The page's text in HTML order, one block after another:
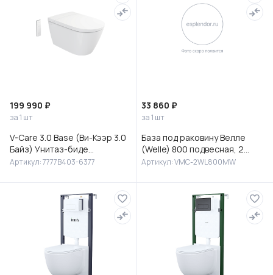
199 990 ₽
за 1 шт
V-Care 3.0 Base (Ви-Кээр 3.0
Байз) Унитаз-биде
подвесной, 7777B403-6377
Артикул: 7777B403-6377
33 860 ₽
за 1 шт
База под раковину Велле
(Welle) 800 подвесная, 2
выкатных ящика микролифт,
Артикул: VMC-2WL800MW